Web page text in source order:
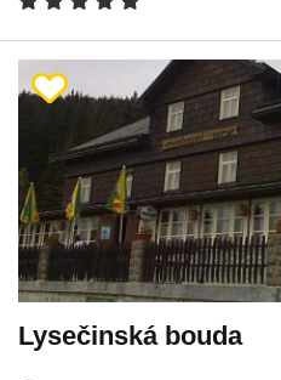
Lysečinská bouda